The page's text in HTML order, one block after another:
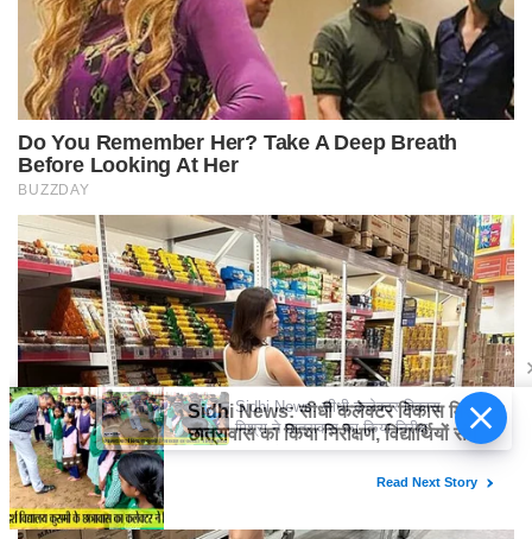
Sidhi News: सीधी कलेक्टर विकास
मिश्रा ने छात्रावास का किया निरीक्षण,
विद्यार्थियों संग किया रात्रि भोजन